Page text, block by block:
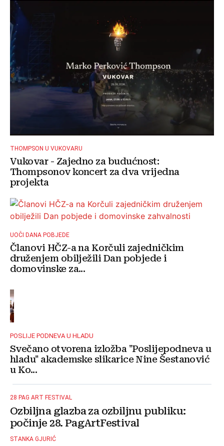
THOMPSON U VUKOVARU
Vukovar - Zajedno za budućnost:
Thompsonov koncert za dva vrijedna
projekta
UOČI DANA POBJEDE
Članovi HČZ-a na Korčuli zajedničkim
druženjem obilježili Dan pobjede i
domovinske za...
POSLIJE PODNEVA U HLADU
Svečano otvorena izložba "Poslijepodneva u
hladu" akademske slikarice Nine Šestanović
u Ko...
28 PAG ART FESTIVAL
Ozbiljna glazba za ozbiljnu publiku:
počinje 28. PagArtFestival
STANKA GJURIĆ